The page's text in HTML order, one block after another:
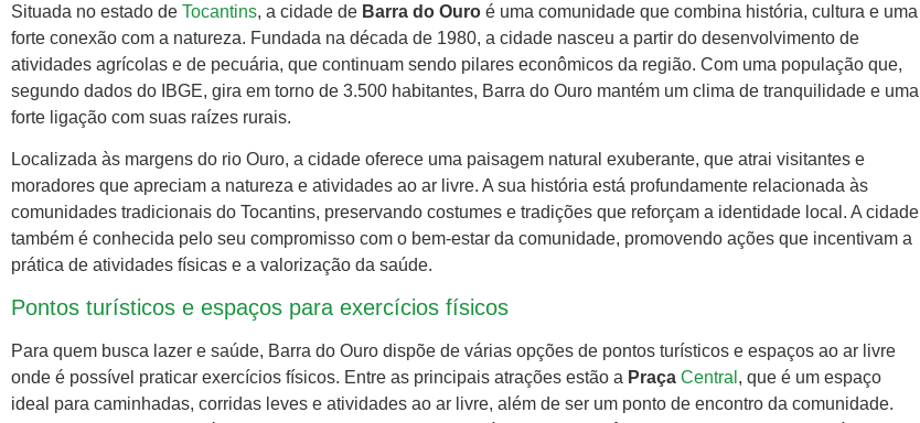
Situada no estado de Tocantins, a cidade de Barra do Ouro é uma comunidade que combina história, cultura e uma
forte conexão com a natureza. Fundada na década de 1980, a cidade nasceu a partir do desenvolvimento de
atividades agrícolas e de pecuária, que continuam sendo pilares econômicos da região. Com uma população que,
segundo dados do IBGE, gira em torno de 3.500 habitantes, Barra do Ouro mantém um clima de tranquilidade e uma
forte ligação com suas raízes rurais.
Localizada às margens do rio Ouro, a cidade oferece uma paisagem natural exuberante, que atrai visitantes e
moradores que apreciam a natureza e atividades ao ar livre. A sua história está profundamente relacionada às
comunidades tradicionais do Tocantins, preservando costumes e tradições que reforçam a identidade local. A cidade
também é conhecida pelo seu compromisso com o bem-estar da comunidade, promovendo ações que incentivam a
prática de atividades físicas e a valorização da saúde.
Pontos turísticos e espaços para exercícios físicos
Para quem busca lazer e saúde, Barra do Ouro dispõe de várias opções de pontos turísticos e espaços ao ar livre
onde é possível praticar exercícios físicos. Entre as principais atrações estão a Praça Central , que é um espaço
ideal para caminhadas, corridas leves e atividades ao ar livre, além de ser um ponto de encontro da comunidade.